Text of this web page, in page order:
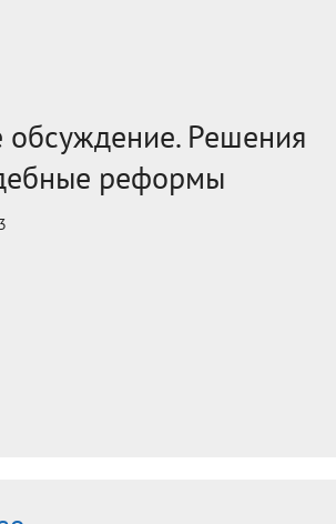
обсуждение. Решения
реформы